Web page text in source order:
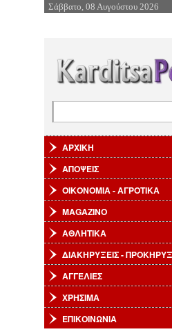
Επιστροφή στην
Σάββατο, 08 Αυγούστου 2026
ΑΡΧΙΚΗ
ΑΠΟΨΕΙΣ
ΟΙΚΟΝΟΜΙΑ - ΑΓΡΟΤΙΚΑ
MAGAZINO
ΑΘΛΗΤΙΚΑ
ΔΙΑΚΗΡΥΞΕΙΣ -
ΑΓΓΕΛΙΕΣ
ΧΡΗΣΙΜΑ
ΕΠΙΚΟΙΝΩΝΙΑ